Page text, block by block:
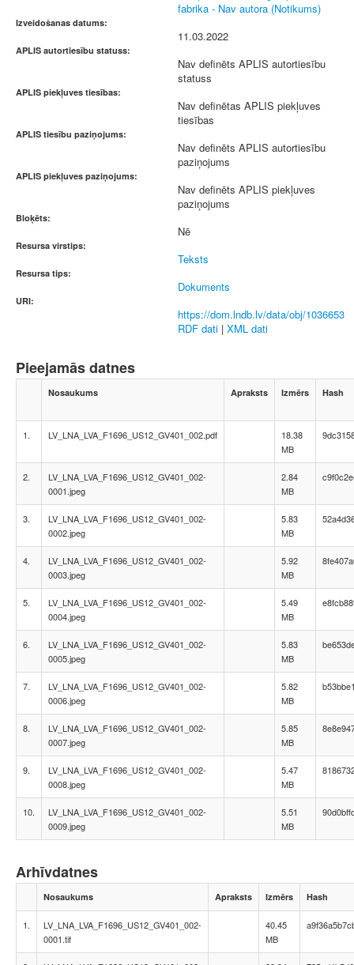
fabrika - Nav autora (Notikums)
Izveidošanas datums:
11.03.2022
APLIS autortiesību statuss:
Nav definēts APLIS autortiesību
statuss
APLIS piekļuves tiesības:
Nav definētas APLIS piekļuves
tiesības
APLIS tiesību paziņojums:
Nav definēts APLIS autortiesību
paziņojums
APLIS piekļuves paziņojums:
Nav definēts APLIS piekļuves
paziņojums
Bloķēts:
Nē
Resursa virstips:
Teksts
Resursa tips:
Dokuments
URI:
https://dom.lndb.lv/data/obj/1036653
RDF dati | XML dati
Pieejamās datnes
Nosaukums Apraksts Izmērs Hash
1. LV_LNA_LVA_F1696_US12_GV401_002.pdf
18.38
MB
2.
LV_LNA_LVA_F1696_US12_GV401_002-
0001.jpeg
2.84
MB
3.
LV_LNA_LVA_F1696_US12_GV401_002-
0002.jpeg
5.83
MB
4.
LV_LNA_LVA_F1696_US12_GV401_002-
0003.jpeg
5.92
MB
5.
LV_LNA_LVA_F1696_US12_GV401_002-
0004.jpeg
5.49
MB
6.
LV_LNA_LVA_F1696_US12_GV401_002-
0005.jpeg
5.83
MB
7.
LV_LNA_LVA_F1696_US12_GV401_002-
0006.jpeg
5.82
MB
8.
LV_LNA_LVA_F1696_US12_GV401_002-
0007.jpeg
5.85
MB
9.
LV_LNA_LVA_F1696_US12_GV401_002-
0008.jpeg
5.47
MB
10.
LV_LNA_LVA_F1696_US12_GV401_002-
0009.jpeg
5.51
MB
Arhīvdatnes
Nosaukums Apraksts Izmērs Hash
1.
LV_LNA_LVA_F1696_US12_GV401_002-
0001.tif
40.45
MB